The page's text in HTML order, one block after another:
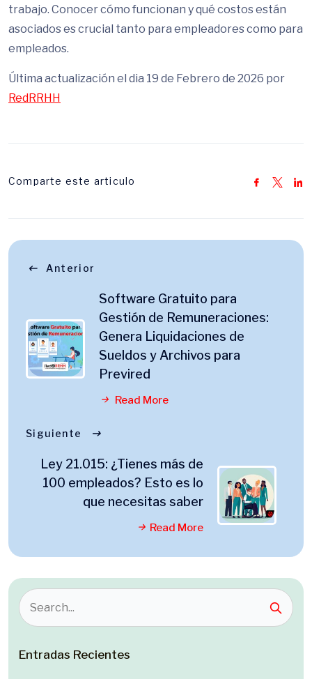
trabajo. Conocer cómo funcionan y qué costos están
asociados es crucial tanto para empleadores como para
empleados.
Última actualización el dia 19 de Febrero de 2026 por
RedRRHH
Comparte este articulo
Anterior
Software Gratuito para
Gestión de Remuneraciones:
Genera Liquidaciones de
Sueldos y Archivos para
Previred
Read More
Siguiente
Ley 21.015: ¿Tienes más de
100 empleados? Esto es lo
que necesitas saber
Read More
Entradas Recientes